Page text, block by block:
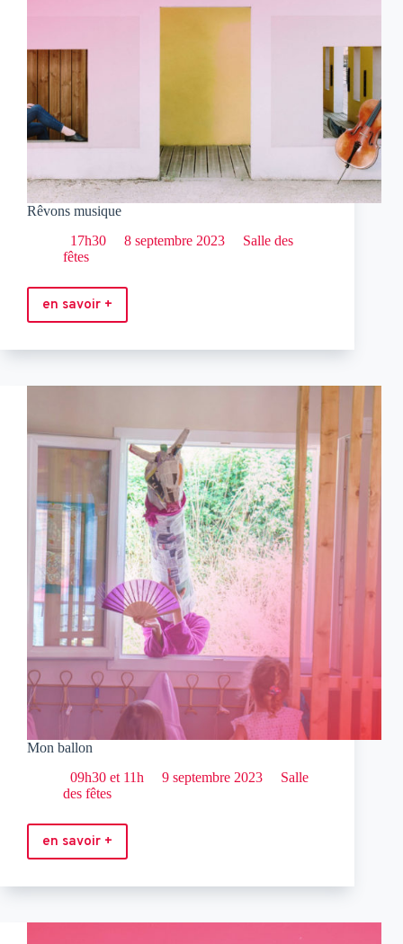
Rêvons musique
17h30
8 septembre 2023
Salle des
fêtes
en savoir +
Rêvons
Mon ballon
09h30 et 11h
9 septembre 2023
Salle
des fêtes
en savoir +
Mon